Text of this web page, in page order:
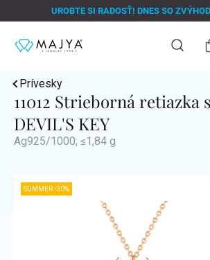
na
UROBTE SI RADOSŤ! DNES SO
Prívesky
11012 Strieborná retiazka
DEVIL'S KEY
Ag925/1000; ≤1,84 g
SUMMER -30%